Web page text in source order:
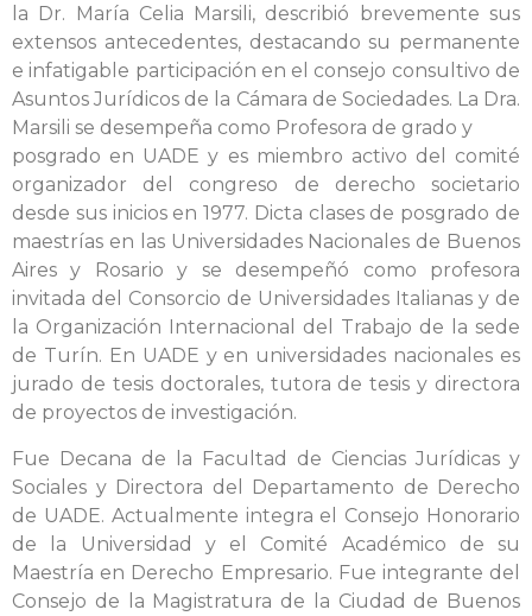
la Dr. María Celia Marsili, describió brevemente sus
extensos antecedentes, destacando su permanente
e infatigable participación en el consejo consultivo de
Asuntos Jurídicos de la Cámara de Sociedades. La Dra.
Marsili se desempeña como Profesora de grado y
posgrado en UADE y es miembro activo del comité
organizador del congreso de derecho societario
desde sus inicios en 1977. Dicta clases de posgrado de
maestrías en las Universidades Nacionales de Buenos
Aires y Rosario y se desempeñó como profesora
invitada del Consorcio de Universidades Italianas y de
la Organización Internacional del Trabajo de la sede
de Turín. En UADE y en universidades nacionales es
jurado de tesis doctorales, tutora de tesis y directora
de proyectos de investigación.
Fue Decana de la Facultad de Ciencias Jurídicas y
Sociales y Directora del Departamento de Derecho
de UADE. Actualmente integra el Consejo Honorario
de la Universidad y el Comité Académico de su
Maestría en Derecho Empresario. Fue integrante del
Consejo de la Magistratura de la Ciudad de Buenos